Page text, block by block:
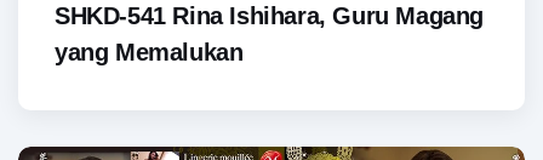
SHKD-541 Rina Ishihara, Guru Magang
yang Memalukan